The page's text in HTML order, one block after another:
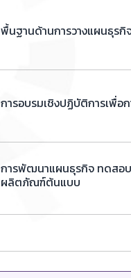
พื้นฐานด้านการวางแผนธุร
การอบรมเชิงปฏิบัติการเพื่
การพัฒนาแผนธุรกิจ ทดสอ
ผลิตภัณฑ์ต้นแบบ